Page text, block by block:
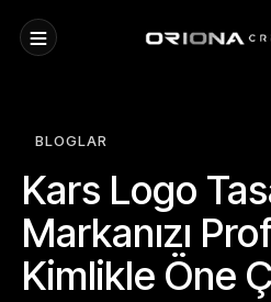
BLOGLAR
Kars Logo
Markanızı
Kimlikle Öne